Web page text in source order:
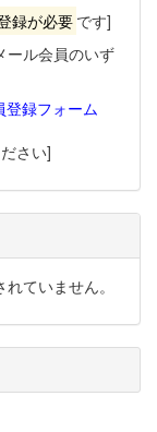
録が必要 です]
ール会員のいず
登録フォーム
さい]
ていません。